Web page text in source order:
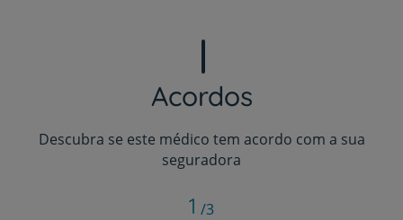
Acordos
Descubra se este médico tem acordo com a sua
seguradora
1 /3